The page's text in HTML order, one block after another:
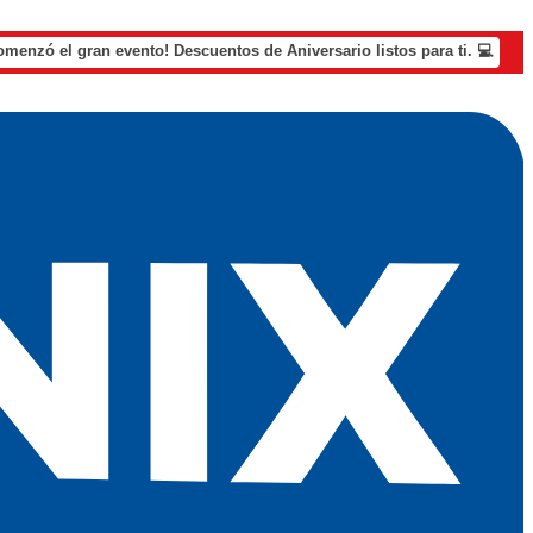
el gran evento! Descuentos de Aniversario listos para ti. 💻